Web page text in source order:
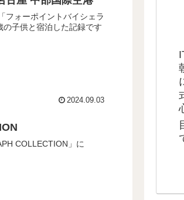
フォーポイントバイシェラ
の子供と宿泊した記録です
2024.09.03
COLLECTION」に